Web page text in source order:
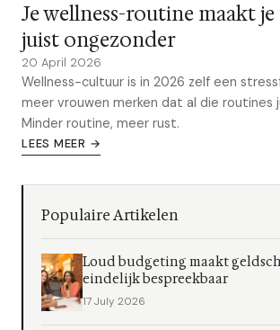
Je wellness-routine maakt
juist ongezonder
20 April 2026
Wellness-cultuur is in 2026 zelf een
meer vrouwen merken dat al die routines
Minder routine, meer rust.
LEES MEER →
Populaire Artikelen
Loud budgeting maakt
eindelijk bespreekbaar
17 July 2026